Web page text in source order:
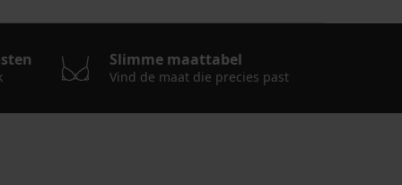
Slimme maattabel
Vind de maat die precies past